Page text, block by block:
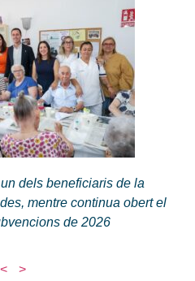
dels beneficiaris de la
mentre continua obert el
de 2026
< >